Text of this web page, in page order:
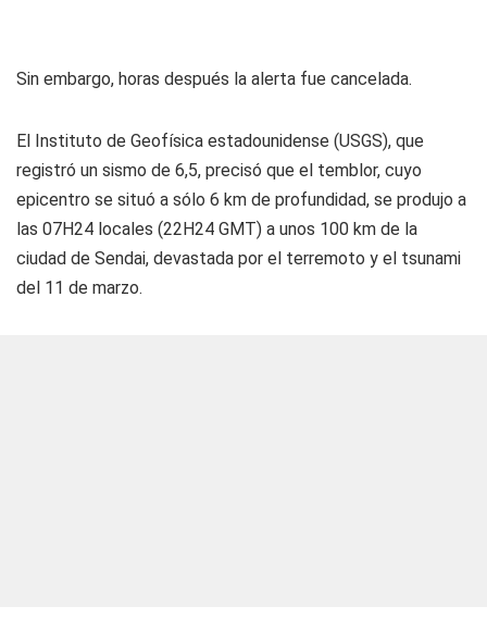
Sin embargo, horas después la alerta fue cancelada.
El Instituto de Geofísica estadounidense (USGS), que
registró un sismo de 6,5, precisó que el temblor, cuyo
epicentro se situó a sólo 6 km de profundidad, se produjo a
las 07H24 locales (22H24 GMT) a unos 100 km de la
ciudad de Sendai, devastada por el terremoto y el tsunami
del 11 de marzo.